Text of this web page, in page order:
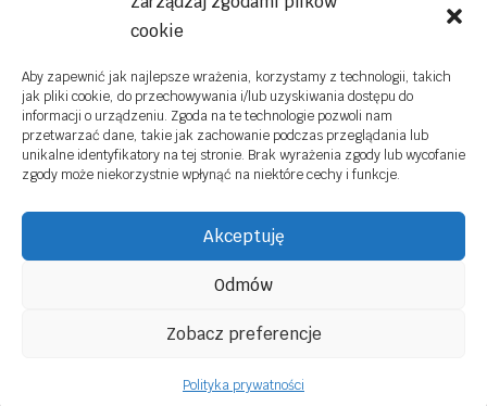
cookie
Aby zapewnić jak najlepsze wrażenia, korzystamy z technologii, takich
jak pliki cookie, do przechowywania i/lub uzyskiwania dostępu do
informacji o urządzeniu. Zgoda na te technologie pozwoli nam
przetwarzać dane, takie jak zachowanie podczas przeglądania lub
unikalne identyfikatory na tej stronie. Brak wyrażenia zgody lub wycofanie
zgody może niekorzystnie wpłynąć na niektóre cechy i funkcje.
Akceptuję
Odmów
Zobacz preferencje
Polityka prywatności
prima.optyk@gmail.com
Moje konto
Obowiązek Informacyjny
Polityka prywatności
Regulamin sklepu online
© 2026 Prima Optyk Wykonanie